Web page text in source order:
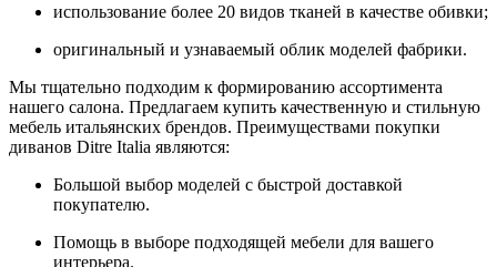
использование более 20 видов тканей в качестве обивки;
оригинальный и узнаваемый облик моделей фабрики.
Мы тщательно подходим к формированию ассортимента
нашего салона. Предлагаем купить качественную и стильную
мебель итальянских брендов. Преимуществами покупки
диванов Ditre Italia являются:
Большой выбор моделей с быстрой доставкой
покупателю.
Помощь в выборе подходящей мебели для вашего
интерьера.